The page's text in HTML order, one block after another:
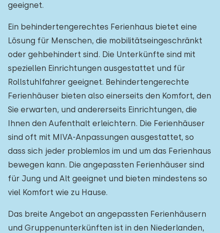
Villa
Ferienwohnung
Tiny house
Hausboot
Kinderfreundlich
Kindermöbel
Eingezäunter Garten
Spielgeräte im Garten
Hallenbad 0
Kinderanimation
geeignet.
Ein behindertengerechtes Ferienhaus bietet eine
Lösung für Menschen, die mobilitätseingeschränkt
oder gehbehindert sind. Die Unterkünfte sind mit
speziellen Einrichtungen ausgestattet und für
Rollstuhlfahrer geeignet. Behindertengerechte
Ferienhäuser bieten also einerseits den Komfort, den
Sie erwarten, und andererseits Einrichtungen, die
Ihnen den Aufenthalt erleichtern. Die Ferienhäuser
sind oft mit MIVA-Anpassungen ausgestattet, so
dass sich jeder problemlos im und um das Ferienhaus
bewegen kann. Die angepassten Ferienhäuser sind
für Jung und Alt geeignet und bieten mindestens so
viel Komfort wie zu Hause.
Das breite Angebot an angepassten Ferienhäusern
und Gruppenunterkünften ist in den Niederlanden,